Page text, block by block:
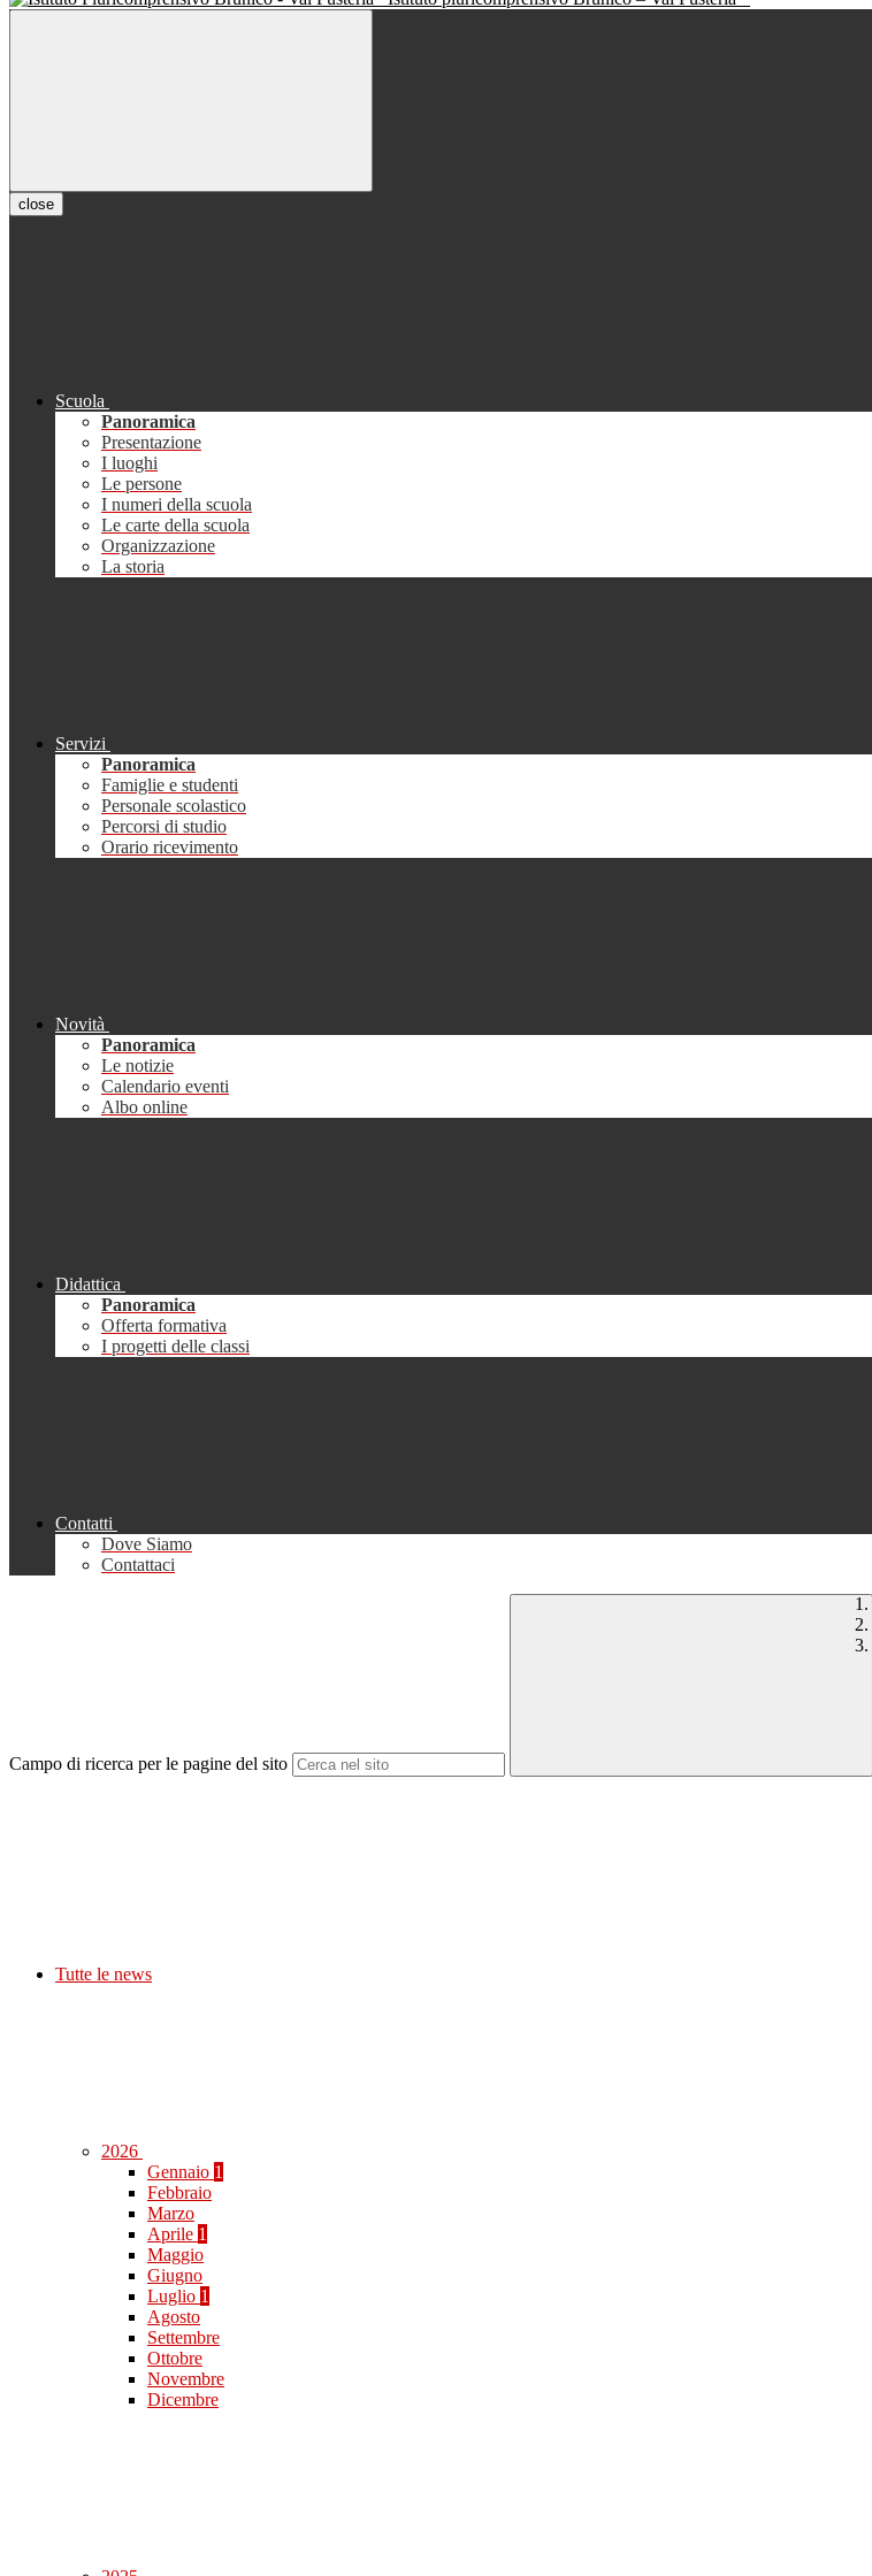
close
Scuola
Panoramica
Presentazione
I luoghi
Le persone
I numeri della scuola
Le carte della scuola
Organizzazione
La storia
Servizi
Panoramica
Famiglie e studenti
Personale scolastico
Percorsi di studio
Orario ricevimento
Novità
Panoramica
Le notizie
Calendario eventi
Albo online
Didattica
Panoramica
Offerta formativa
I progetti delle classi
Contatti
Dove Siamo
Contattaci
Campo di ricerca per le pagine del sito
Tutte le news
2026
Gennaio 1
Febbraio
Marzo
Aprile 1
Maggio
Giugno
Luglio 1
Agosto
Settembre
Ottobre
Novembre
Dicembre